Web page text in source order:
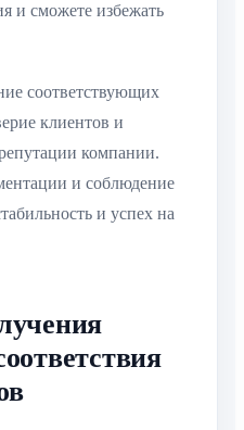
и сможете избежать
соответствующих
клиентов и
компании.
и соблюдение
и успех на